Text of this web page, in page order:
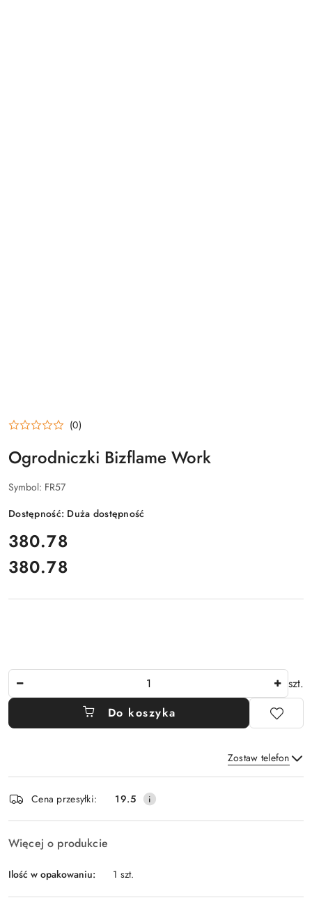
(0)
Ogrodniczki Bizflame Work
Symbol: FR57
Dostępność: Duża dostępność
cena:
380.78
Cena:
380.78
szt.
Do koszyka
Zostaw telefon
Wyślij
i
dostawa
Cena przesyłki: 19.5
Więcej o produkcie
Ilość w opakowaniu: 1 szt.